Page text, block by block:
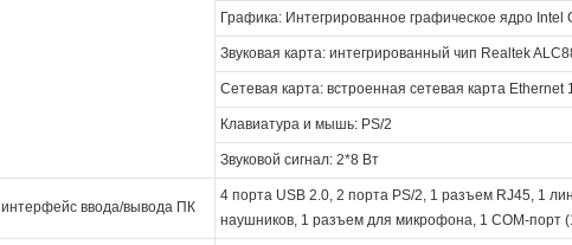
Графика: Интегрированное графическое ядро ​​Intel
Звуковая карта: интегрированный чип Realtek
Сетевая карта: встроенная сетевая карта Ethernet
Клавиатура и мышь: PS/2
Звуковой сигнал: 2*8 Вт
интерфейс ввода/вывода ПК
4 порта USB 2.0, 2 порта PS/2, 1 разъем RJ45, 1
наушников, 1 разъем для микрофона, 1 COM-порт